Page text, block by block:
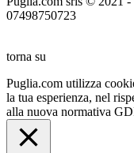
07498750723
torna su
Puglia.com utilizza
la tua esperienza, nel
alla nuova normativa